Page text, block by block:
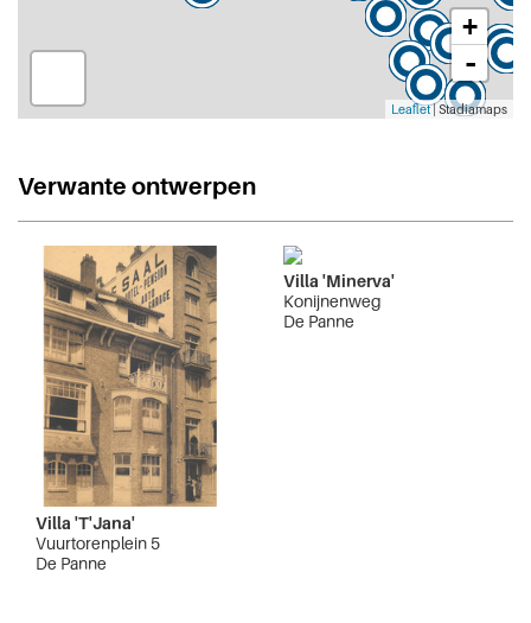
+
-
Leaflet| Stadiamaps
Verwante ontwerpen
Villa 'T'Jana'
Vuurtorenplein 5
De Panne
Villa 'Minerva'
Konijnenweg
De Panne